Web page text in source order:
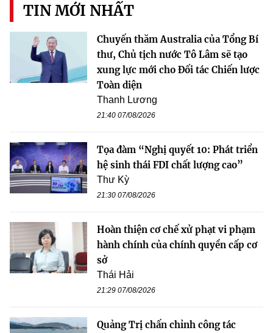
TIN MỚI NHẤT
Chuyến thăm Australia của Tổng Bí
thư, Chủ tịch nước Tô Lâm sẽ tạo
xung lực mới cho Đối tác Chiến lược
Toàn diện
Thanh Lương
21:40 07/08/2026
Tọa đàm “Nghị quyết 10: Phát triển
hệ sinh thái FDI chất lượng cao”
Thư Kỳ
21:30 07/08/2026
Hoàn thiện cơ chế xử phạt vi phạm
hành chính của chính quyền cấp cơ
sở
Thái Hải
21:29 07/08/2026
Quảng Trị chấn chỉnh công tác